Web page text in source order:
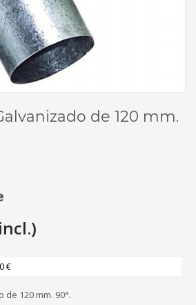
de 120 mm.
€
120 mm. 90°.